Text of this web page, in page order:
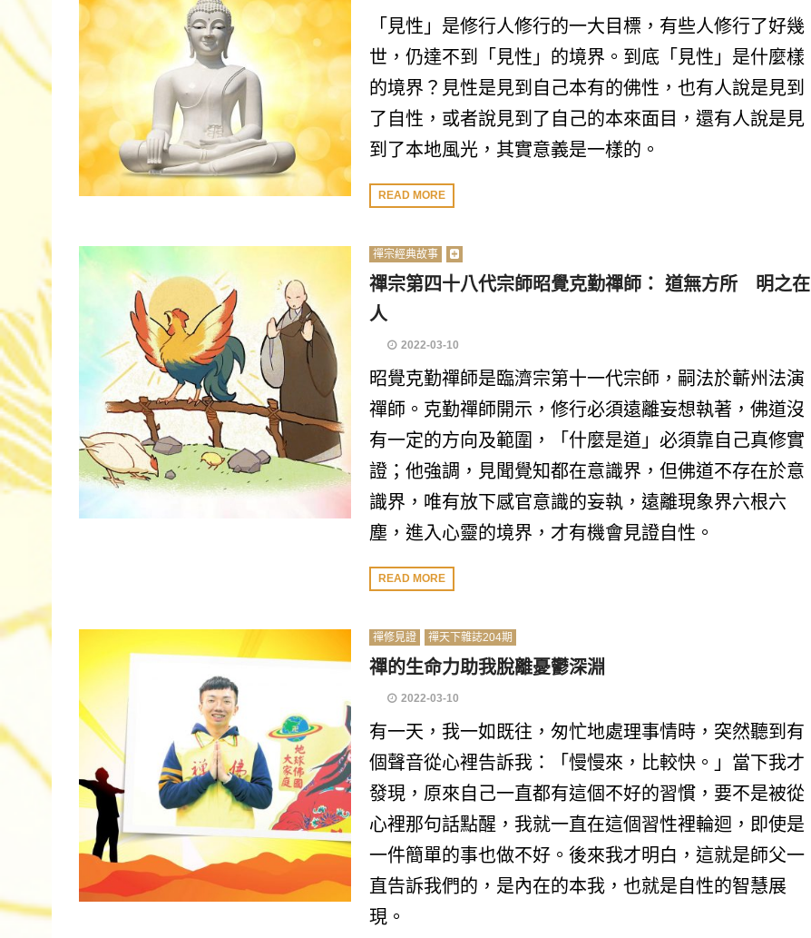
「見性」是修行人修行的一大目標，有些人修行了好幾
世，仍達不到「見性」的境界。到底「見性」是什麼樣
的境界？見性是見到自己本有的佛性，也有人說是見到
了自性，或者說見到了自己的本來面目，還有人說是見
到了本地風光，其實意義是一樣的。
READ MORE
禪宗經典故事
禪宗第四十八代宗師昭覺克勤禪師： 道無方所 明之在
人
2022-03-10
昭覺克勤禪師是臨濟宗第十一代宗師，嗣法於蘄州法演
禪師。克勤禪師開示，修行必須遠離妄想執著，佛道沒
有一定的方向及範圍，「什麼是道」必須靠自己真修實
證；他強調，見聞覺知都在意識界，但佛道不存在於意
識界，唯有放下感官意識的妄執，遠離現象界六根六
塵，進入心靈的境界，才有機會見證自性。
READ MORE
禪修見證 禪天下雜誌204期
禪的生命力助我脫離憂鬱深淵
2022-03-10
有一天，我一如既往，匆忙地處理事情時，突然聽到有
個聲音從心裡告訴我：「慢慢來，比較快。」當下我才
發現，原來自己一直都有這個不好的習慣，要不是被從
心裡那句話點醒，我就一直在這個習性裡輪迴，即使是
一件簡單的事也做不好。後來我才明白，這就是師父一
直告訴我們的，是內在的本我，也就是自性的智慧展
現。